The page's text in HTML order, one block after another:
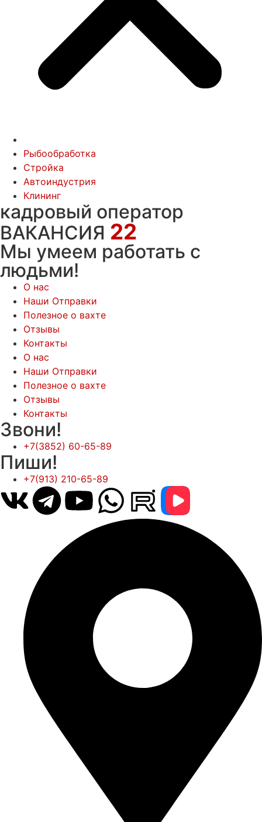
Рыбообработка
Стройка
Автоиндустрия
Клининг
кадровый оператор
ВАКАНСИЯ 22
Мы умеем работать с
людьми!
О нас
Наши Отправки
Полезное о вахте
Отзывы
Контакты
О нас
Наши Отправки
Полезное о вахте
Отзывы
Контакты
Звони!
+7(3852) 60-65-89
Пиши!
+7(913) 210-65-89